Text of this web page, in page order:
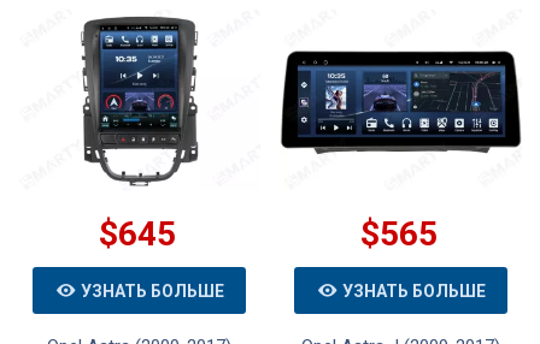
$645
УЗНАТЬ БОЛЬШЕ
$565
УЗНАТЬ БОЛЬШЕ